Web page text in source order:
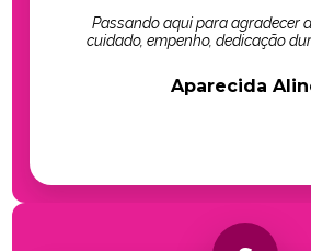
Passando aqui para agradecer
cuidado, empenho, dedicação
Aparecida